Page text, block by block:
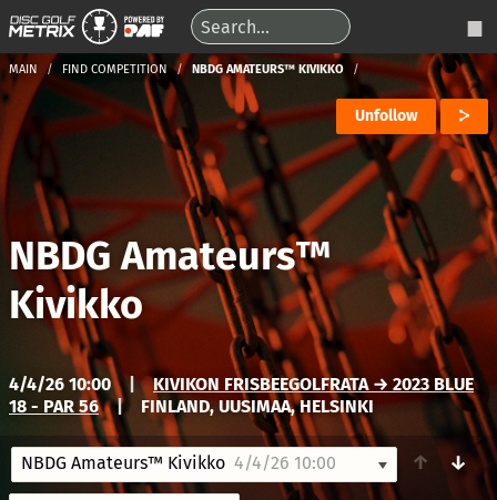
MAIN FIND COMPETITION NBDG AMATEURS™ KIVIKKO
Unfollow
NBDG Amateurs™
Kivikko
4/4/26 10:00 |
KIVIKON FRISBEEGOLFRATA → 2023 BLUE
18 - PAR 56
| FINLAND, UUSIMAA, HELSINKI
NBDG Amateurs™ Kivikko 4/4/26 10:00 ↑ ↓